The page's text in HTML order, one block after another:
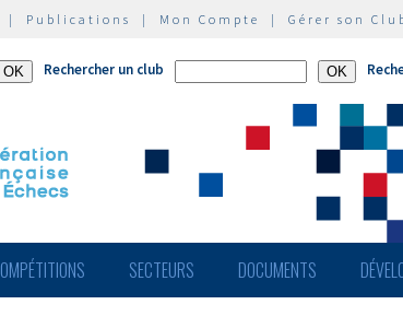
| Publications | Mon Compte | Gérer son
Rechercher un club
SECTEURS DOCUMENTS